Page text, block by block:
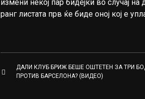
измени некој пар бидејќи во случај
ранг листата прв ќе биде оној кој е
ДАЛИ КЛУБ БРИЖ БЕШЕ ОШТЕТЕН ЗА ТРИ
ПРОТИВ БАРСЕЛОНА? (ВИДЕО)